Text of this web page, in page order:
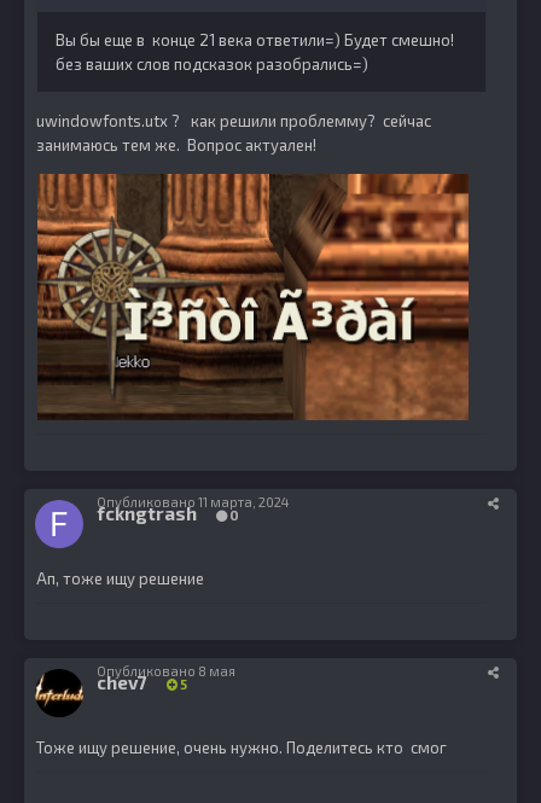
Вы бы еще в конце 21 века ответили=) Будет смешно!
без ваших слов подсказок разобрались=)
uwindowfonts.utx ? как решили проблемму? сейчас
занимаюсь тем же. Вопрос актуален!
fckngtrash 0
Опубликовано 11 марта, 2024
Ап, тоже ищу решение
chev7 5
Опубликовано 8 мая
Тоже ищу решение, очень нужно. Поделитесь кто смог